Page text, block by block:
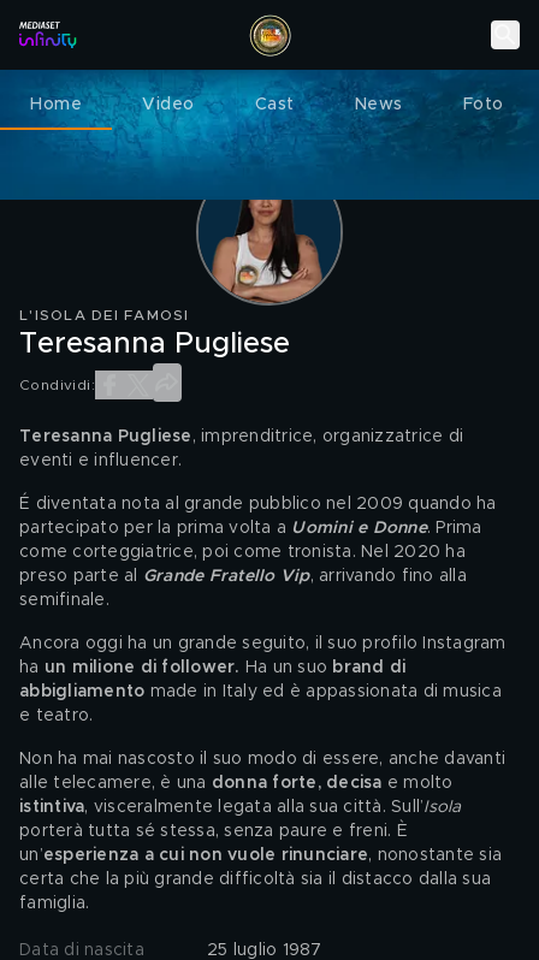
Home Video Cast News Foto
L'ISOLA DEI FAMOSI
Teresanna Pugliese
Condividi:
Teresanna Pugliese , imprenditrice, organizzatrice di
eventi e influencer.
É diventata nota al grande pubblico nel 2009 quando ha
partecipato per la prima volta a Uomini e Donne. Prima
come corteggiatrice, poi come tronista. Nel 2020 ha
preso parte al Grande Fratello Vip, arrivando fino alla
semifinale.
Ancora oggi ha un grande seguito, il suo profilo Instagram
ha un milione di follower. Ha un suo brand di
abbigliamento made in Italy ed è appassionata di musica
e teatro.
Non ha mai nascosto il suo modo di essere, anche davanti
alle telecamere, è una donna forte, decisa e molto
istintiva, visceralmente legata alla sua città. Sull’Isola
porterà tutta sé stessa, senza paure e freni. È
un’esperienza a cui non vuole rinunciare, nonostante sia
certa che la più grande difficoltà sia il distacco dalla sua
famiglia.
Data di nascita 25 luglio 1987